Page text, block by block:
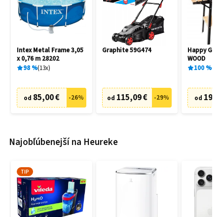
Intex Metal Frame 3,05
x 0,76 m 28202
98% 13x
od 85,00 € -26%
Graphite 59G474
od 115,09 € -29%
Happy
WOOD
100%
od
Najobľúbenejší na Heureke
TIP